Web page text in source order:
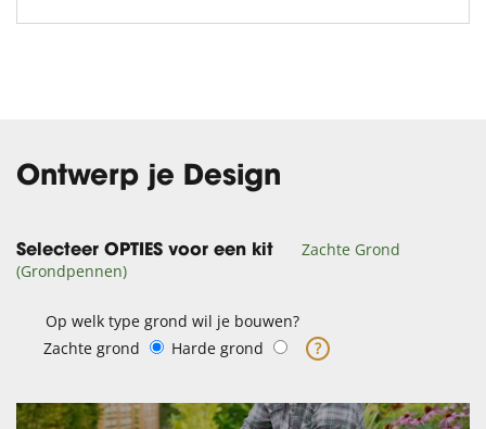
Ontwerp je Design
Selecteer OPTIES voor een kit
Zachte Grond
(Grondpennen)
Op welk type grond wil je bouwen?
Zachte grond
Harde grond ?